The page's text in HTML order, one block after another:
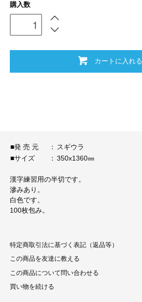
購入数
カートに入れる
■発 売 元 ：
スギウラ
■サイズ
： 350x1360㎜
漢字練習用の半切です。
滲みあり。
白色です。
100枚包み。
特定商取引法に基づく表記（返品等）
この商品を友達に教える
この商品について問い合わせる
買い物を続ける